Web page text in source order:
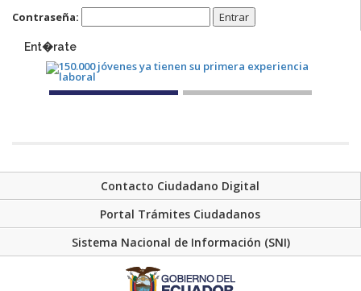
Contraseña:
Ent�rate
Contacto Ciudadano Digital
Portal Trámites Ciudadanos
Sistema Nacional de Información (SNI)